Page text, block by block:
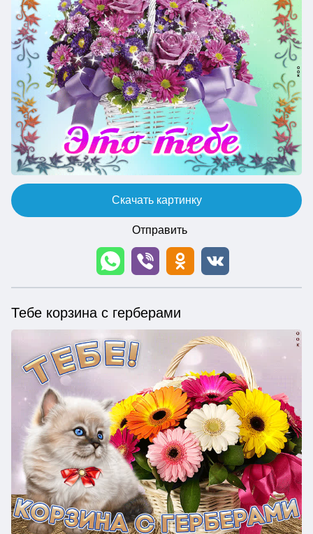
Скачать картинку
Отправить
Тебе корзина с герберами